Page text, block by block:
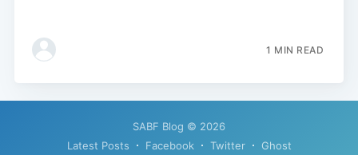
1 MIN READ
SABF Blog © 2026
Latest Posts
Facebook Twitter Ghost